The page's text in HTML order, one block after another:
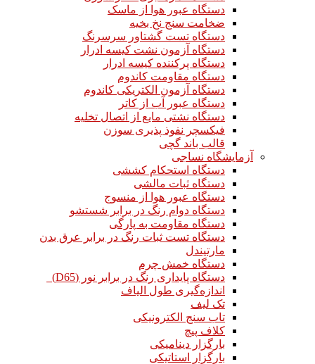
دستگاه عبور هوا از ماسک
ضخامت سنج نخ بخیه
دستگاه تست گشتاور سرسرنگ
دستگاه آزمون نشت کیسه ادرار
دستگاه پرکننده کیسه ادرار
دستگاه مقاومت کاندوم
دستگاه آزمون الکتریکی کاندوم
دستگاه عبور آب از کاتر
دستگاه نشتی مایع از اتصال تخلیه
فیکسچر نفوذ پذیری سوزن
قالب باند گچی
آزمایشگاه نساجی
دستگاه استحکام کششی
دستگاه ثبات مالشی
دستگاه عبور هوا از منسوج
دستگاه دوام رنگ در برابر شستشو
دستگاه مقاومت به پارگی
دستگاه تست ثبات رنگ در برابر عرق بدن
مارتیندل
دستگاه خمش چرم
دستگاه پایداری رنگ در برابر نور (D65)
اندازه‌گیری طول الیاف
تک لیف
تاب سنج الکترونیکی
کلاف پیچ
بارگزار دینامیکی
بارگزار استاتیکی